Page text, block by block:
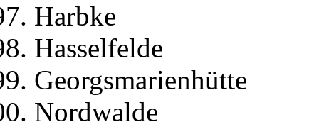
Harbke
Hasselfelde
Georgsmarienhütte
Nordwalde